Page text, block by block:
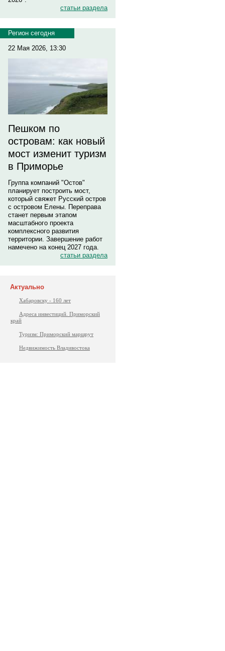
статьи раздела
Регион сегодня
22 Мая 2026, 13:30
Пешком по
островам: как новый
мост изменит туризм
в Приморье
Группа компаний "Остов"
планирует построить мост,
который свяжет Русский остров
с островом Елены. Переправа
станет первым этапом
масштабного проекта
комплексного развития
территории. Завершение работ
намечено на конец 2027 года.
статьи раздела
Актуально
Хабаровску - 160 лет
Адреса инвестиций. Приморский
край
Туризм: Приморский маршрут
Недвижимость Владивостока